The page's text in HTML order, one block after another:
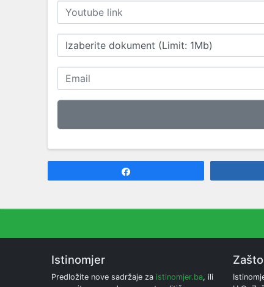
Izaberite dokument (Limit: 1Mb)
Istinomjer
Predložite nove sadržaje za istinomjer.ba, ili